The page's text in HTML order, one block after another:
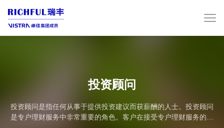
投资顾问
投资顾问是指任何从事于提供投资建议而获薪酬的人士。投资顾问
是专户理财服务中非常重要的角色。客户在接受专户理财服务的过